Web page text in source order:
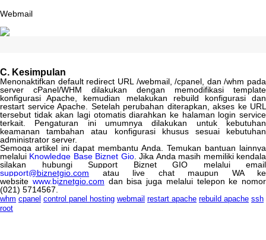
Webmail
C. Kesimpulan
Menonaktifkan default redirect URL /webmail, /cpanel, dan /whm pada
server
cPanel/WHM dilakukan dengan memodifikasi
template
konfigurasi Apache, kemudian melakukan rebuild konfigurasi
dan
restart service Apache. Setelah perubahan diterapkan, akses ke URL
tersebut tidak akan lagi otomatis diarahkan ke halaman login service
terkait. Pengaturan ini umumnya dilakukan untuk
kebutuhan
keamanan
tambahan atau konfigurasi khusus sesuai
kebutuhan
administrator server.
Semoga artikel ini dapat membantu Anda. Temukan bantuan lainnya
melalui Knowledge Base Biznet Gio. Jika Anda masih memiliki kendala
silakan
hubungi Support Biznet GIO melalui
email
support@biznetgio.com atau live chat maupun WA
ke
website www.biznetgio.com dan bisa juga melalui telepon ke nomor
(021) 5714567.
whm cpanel control panel hosting webmail restart apache rebuild apache ssh
root